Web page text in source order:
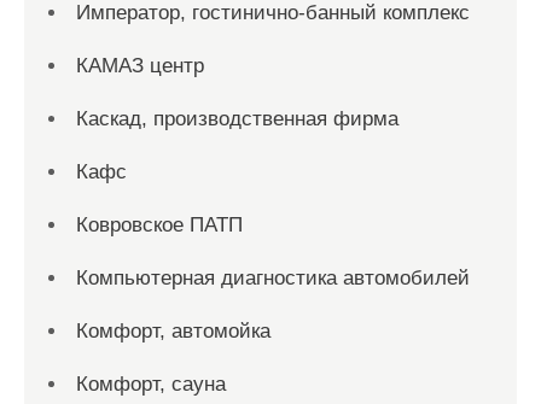
Император, гостинично-банный комплекс
КАМАЗ центр
Каскад, производственная фирма
Кафс
Ковровское ПАТП
Компьютерная диагностика автомобилей
Комфорт, автомойка
Комфорт, сауна